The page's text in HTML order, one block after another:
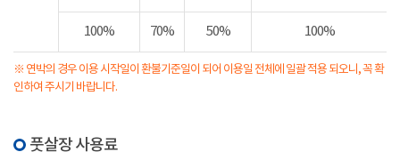
100% 70% 50% 100%
※ 연박의 경우 이용 시작일이 환불기준일이 되어 이용일 전체에 일괄 적용 되오니, 꼭 확
인하여 주시기 바랍니다.
풋살장 사용료